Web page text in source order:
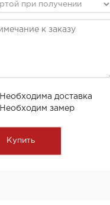
Необходима доставка
Необходим замер